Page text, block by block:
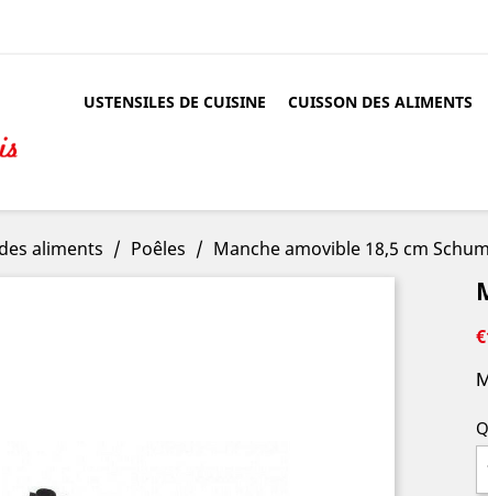
USTENSILES DE CUISINE CUISSON DES ALIMENTS
aliments Poêles Manche amovible 18,5 cm